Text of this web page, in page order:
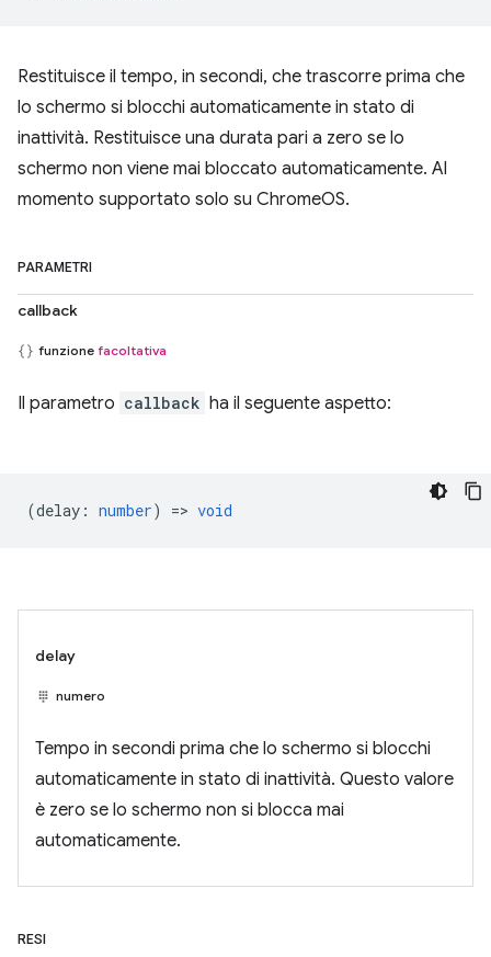
Restituisce il tempo, in secondi, che trascorre prima che
lo schermo si blocchi automaticamente in stato di
inattività. Restituisce una durata pari a zero se lo
schermo non viene mai bloccato automaticamente. Al
momento supportato solo su ChromeOS.
PARAMETRI
callback
funzione facoltativa
Il parametro callback ha il seguente aspetto:
(delay : number) => void
delay
numero
Tempo in secondi prima che lo schermo si blocchi
automaticamente in stato di inattività. Questo valore
è zero se lo schermo non si blocca mai
automaticamente.
RESI